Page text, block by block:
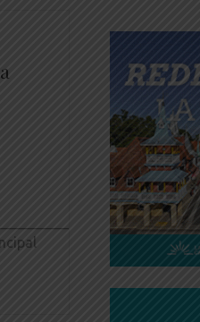
ISSN